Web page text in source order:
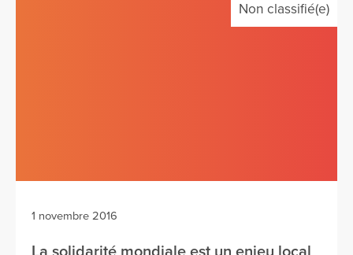
Non classifié(e)
1 novembre 2016